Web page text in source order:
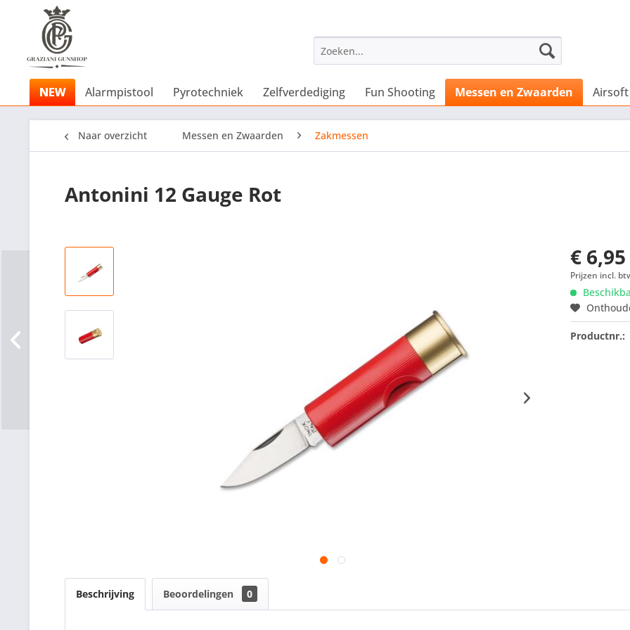
NEW Alarmpistool Pyrotechniek Zelfverdediging Fun Shooting Messen en Zwaarden Airsoft
Naar overzicht Messen en Zwaarden Zakmessen
Antonini 12 Gauge Rot
€
Prijzen incl.
Productnr.:
Beschrijving Beoordelingen 0